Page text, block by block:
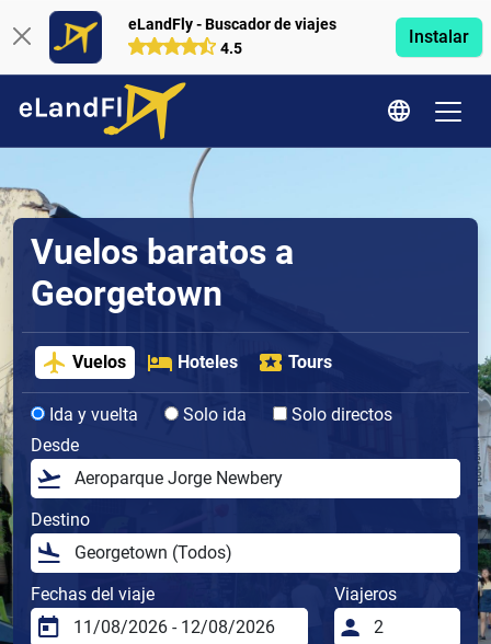
eLandFly - Buscador de viajes
4.5
Instalar
Vuelos baratos a
Georgetown
Vuelos Hoteles Tours
Ida y vuelta Solo ida
Solo directos
Desde
Destino
Fechas del viaje Viajeros